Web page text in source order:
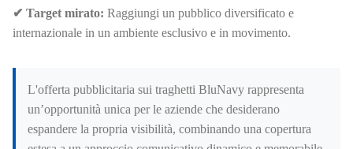
✔ Target mirato: Raggiungi un pubblico diversificato e
internazionale in un ambiente esclusivo e in movimento.
L'offerta pubblicitaria sui traghetti BluNavy rappresenta
un’opportunità unica per le aziende che desiderano
espandere la propria visibilità, combinando una copertura